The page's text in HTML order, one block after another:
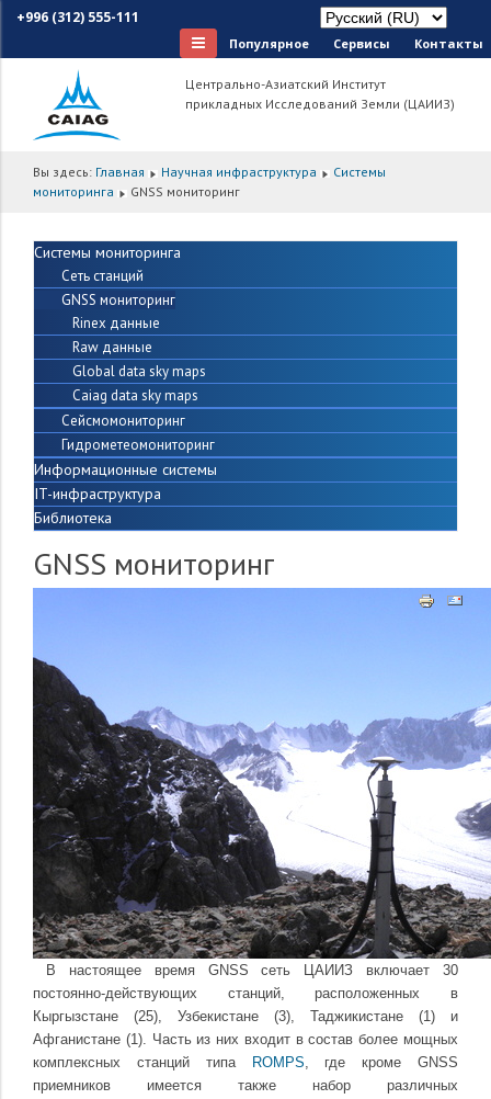
+996 (312) 555-111
Популярное Сервисы Контакты
Центрально-Азиатский Институт
прикладных Исследований Земли (ЦАИИЗ)
Вы здесь: Главная Научная инфраструктура
Системы
мониторинга
GNSS мониторинг
Системы мониторинга
Сеть станций
GNSS мониторинг
Rinex данные
Raw данные
Global data sky maps
Caiag data sky maps
Сейсмомониторинг
Гидрометеомониторинг
Информационные системы
IT-инфраструктура
Библиотека
GNSS мониторинг
В настоящее время GNSS сеть ЦАИИЗ включает 30
постоянно-действующих станций, расположенных в
Кыргызстане (25), Узбекистане (3), Таджикистане (1) и
Афганистане (1). Часть из них входит в состав более мощных
комплексных станций типа
ROMPS, где кроме GNSS
приемников имеется также набор различных